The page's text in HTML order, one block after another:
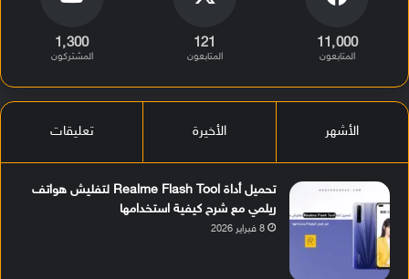
11٬000
المتابعون
121
المتابعون
1٬300
المشتركون
الأشهر الأخيرة تعليقات
تحميل أداة Realme Flash Tool لتفليش هواتف
ريلمي مع شرح كيفية استخدامها
8 فبراير 2026